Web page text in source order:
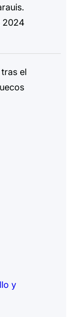
2024
el
y